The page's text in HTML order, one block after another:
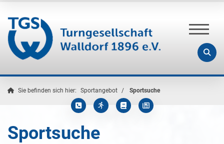
Sie befinden sich hier: Sportangebot Sportsuche
Sportsuche